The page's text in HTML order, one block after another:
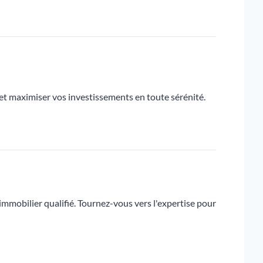
maximiser vos investissements en toute sérénité.
qualifié. Tournez-vous vers l'expertise pour